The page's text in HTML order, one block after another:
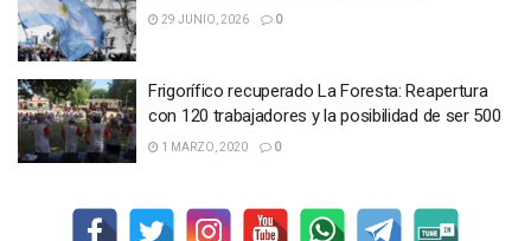
29 JUNIO, 2026 0
Frigorífico recuperado La Foresta: Reapertura
con 120 trabajadores y la posibilidad de ser 500
1 MARZO, 2020 0